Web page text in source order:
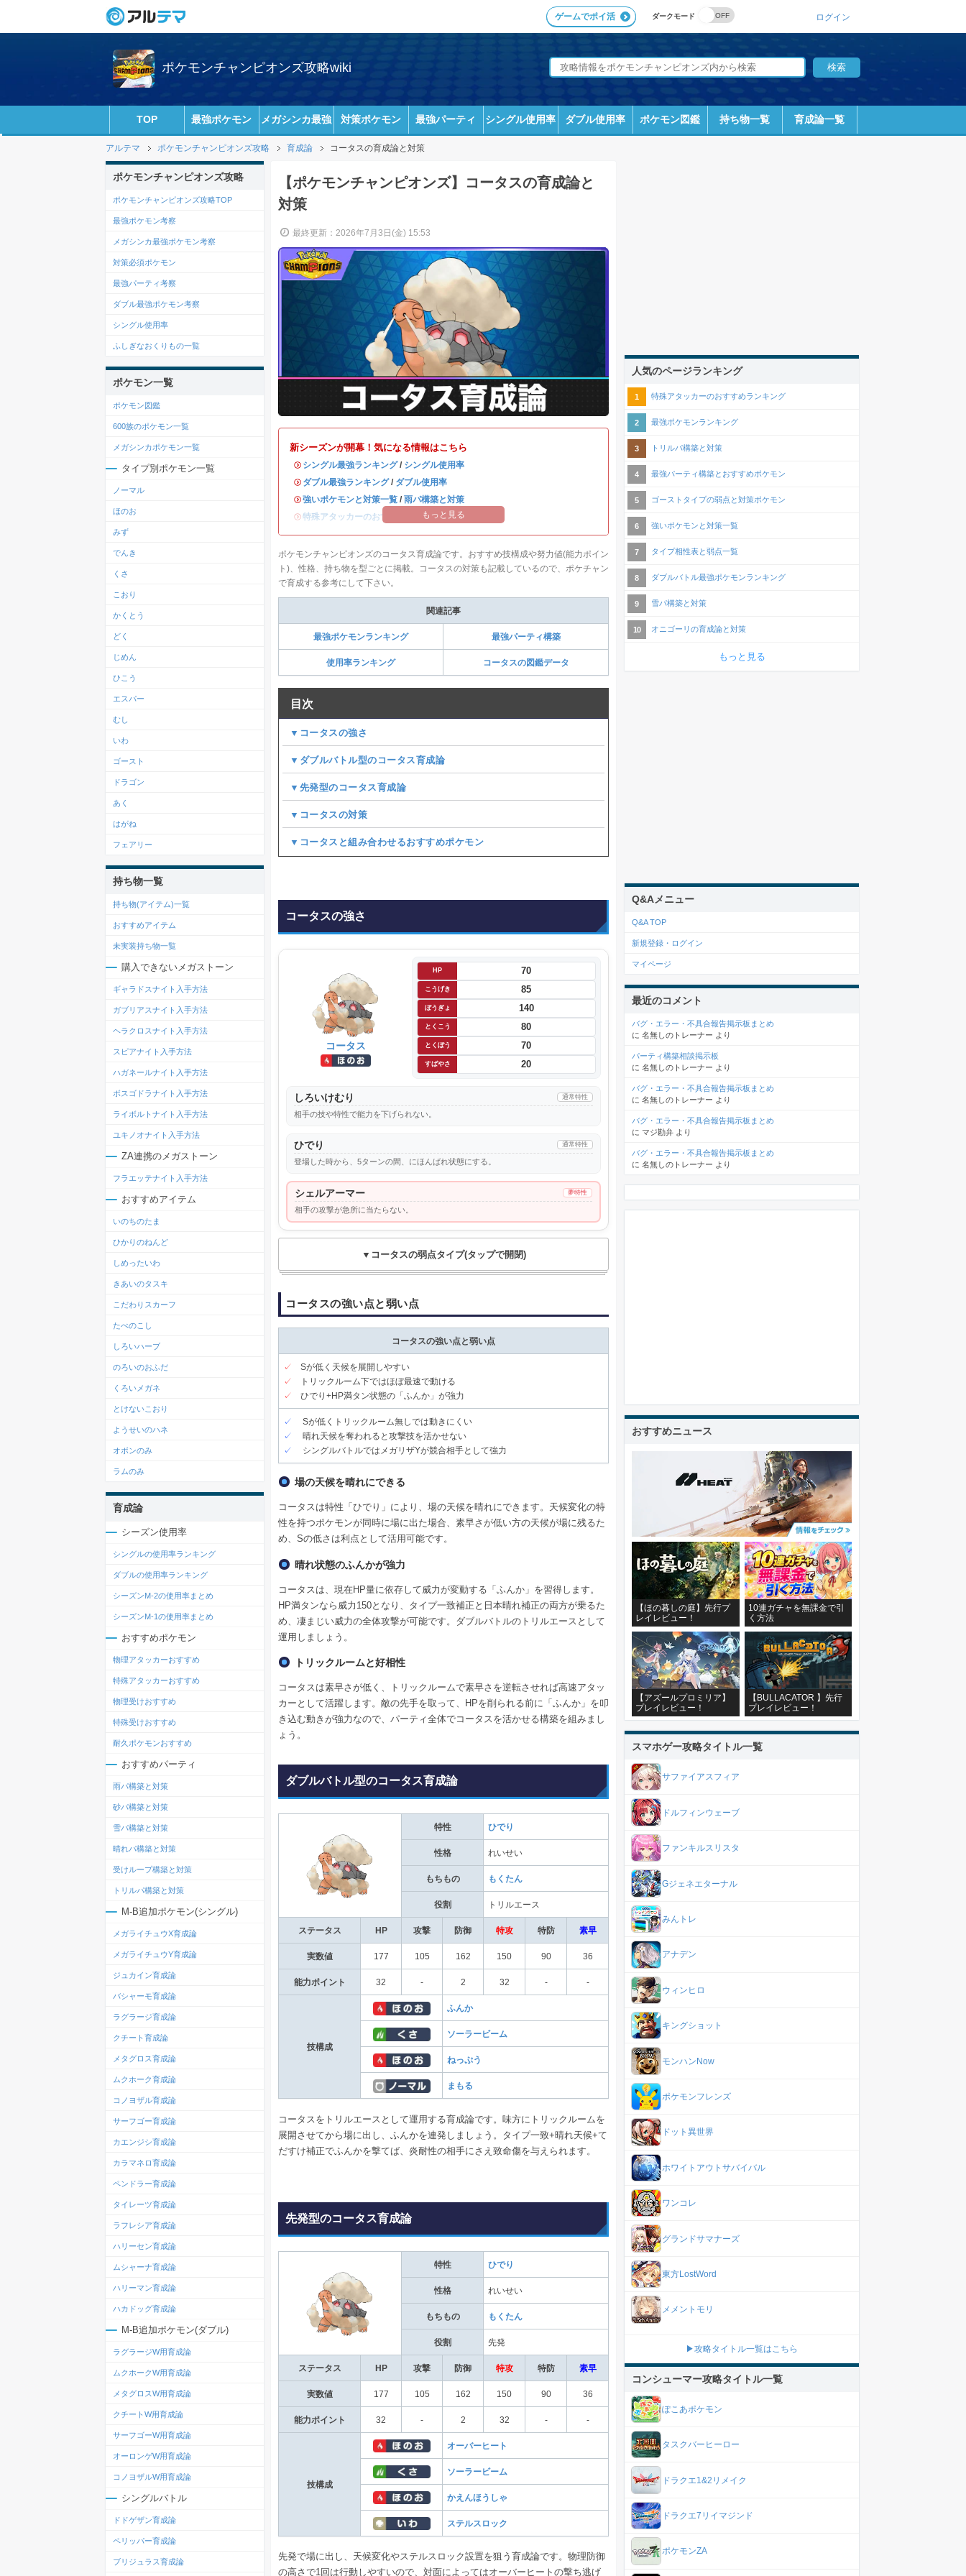
ダークモード
ゲームでポイ活 ログイン
ポケモンチャンピオンズ攻略wiki
TOP 最強ポケモン メガシンカ最強 対策ポケモン 最強パーティ シングル使用率 ダブル使用率 ポケモン図鑑 持ち物一覧 育成論一覧
アルテマ ポケモンチャンピオンズ攻略 育成論 コータスの育成論と対策
【ポケモンチャンピオンズ】コータスの育成論と
対策
最終更新：2026年7月3日(金) 15:53
新シーズンが開幕！気になる情報はこちら
・ シングル最強ランキング/ シングル使用率
・ ダブル最強ランキング/ ダブル使用率
・強いポケモンと対策一覧 / 雨パ構築と対策
・特殊アタッカーのおすすめランキング
もっと見る
ポケモンチャンピオンズのコータス育成論です。おすすめ技構成や努力値(能力ポイン
ト)、性格、持ち物を型ごとに掲載。コータスの対策も記載しているので、ポケチャン
で育成する参考にして下さい。
関連記事
最強ポケモンランキング 最強パーティ構築
使用率ランキング コータスの図鑑データ
目次
▼コータスの強さ
▼ダブルバトル型のコータス育成論
▼先発型のコータス育成論
▼コータスの対策
▼コータスと組み合わせるおすすめポケモン
コータスの強さ
コータス
HP 70
こうげき 85
ぼうぎょ 140
とくこう 80
とくぼう 70
すばやさ 20
しろいけむり 通常特性
相手の技や特性で能力を下げられない。
ひでり 通常特性
登場した時から、5ターンの間、にほんばれ状態にする。
シェルアーマー 夢特性
相手の攻撃が急所に当たらない。
▼コータスの弱点タイプ(タップで開閉)
コータスの強い点と弱い点
コータスの強い点と弱い点
✓ Sが低く天候を展開しやすい
✓
トリックルーム下ではほぼ最速で動ける
✓ ひでり+HP満タン状態の「ふんか」が強力
✓ Sが低くトリックルーム無しでは動きにくい
✓ 晴れ天候を奪われると攻撃技を活かせない
✓ シングルバトルではメガリザYが競合相手として強力
場の天候を晴れにできる
コータスは特性「ひでり」により、場の天候を晴れにできます。天候変化の特
性を持つポケモンが同時に場に出た場合、素早さが低い方の天候が場に残るた
め、Sの低さは利点として活用可能です。
晴れ状態のふんかが強力
コータスは、現在HP量に依存して威力が変動する「ふんか」を習得します。
HP満タンなら威力150となり、タイプ一致補正と日本晴れ補正の両方が乗るた
め、凄まじい威力の全体攻撃が可能です。ダブルバトルのトリルエースとして
運用しましょう。
トリックルームと好相性
コータスは素早さが低く、トリックルームで素早さを逆転させれば高速アタッ
カーとして活躍します。敵の先手を取って、HPを削られる前に「ふんか」を叩
き込む動きが強力なので、パーティ全体でコータスを活かせる構築を組みまし
ょう。
ダブルバトル型のコータス育成論
特性 ひでり
性格 れいせい
もちもの もくたん
役割 トリルエース
ステータス HP 攻撃 防御 特攻 特防 素早
実数値 177 105 162 150 90 36
能力ポイント 32 - 2 32 - -
技構成
ふんか
ソーラービーム
ねっぷう
まもる
コータスをトリルエースとして運用する育成論です。味方にトリックルームを
展開させてから場に出し、ふんかを連発しましょう。タイプ一致+晴れ天候+て
だすけ補正でふんかを撃てば、炎耐性の相手にさえ致命傷を与えられます。
先発型のコータス育成論
特性 ひでり
性格 れいせい
もちもの もくたん
役割 先発
ステータス HP 攻撃 防御 特攻 特防 素早
実数値 177 105 162 150 90 36
能力ポイント 32 - 2 32 - -
技構成
オーバーヒート
ソーラービーム
かえんほうしゃ
ステルスロック
先発で場に出し、天候変化やステルスロック設置を狙う育成論です。物理防御
の高さで1回は行動しやすいので、対面によってはオーバーヒートの撃ち逃げ
ポケモンチャンピオンズ攻略
ポケモンチャンピオンズ攻略TOP
最強ポケモン考察
メガシンカ最強ポケモン考察
対策必須ポケモン
最強パーティ考察
ダブル最強ポケモン考察
シングル使用率
ふしぎなおくりもの一覧
ポケモン一覧
ポケモン図鑑
600族のポケモン一覧
メガシンカポケモン一覧
タイプ別ポケモン一覧
ノーマル
ほのお
みず
でんき
くさ
こおり
かくとう
どく
じめん
ひこう
エスパー
むし
いわ
ゴースト
ドラゴン
あく
はがね
フェアリー
持ち物一覧
持ち物(アイテム)一覧
おすすめアイテム
未実装持ち物一覧
購入できないメガストーン
ギャラドスナイト入手方法
ガブリアスナイト入手方法
ヘラクロスナイト入手方法
スピアナイト入手方法
ハガネールナイト入手方法
ボスゴドラナイト入手方法
ライボルトナイト入手方法
ユキノオナイト入手方法
ZA連携のメガストーン
フラエッテナイト入手方法
おすすめアイテム
いのちのたま
ひかりのねんど
しめったいわ
きあいのタスキ
こだわりスカーフ
たべのこし
しろいハーブ
のろいのおふだ
くろいメガネ
とけないこおり
ようせいのハネ
オボンのみ
ラムのみ
育成論
シーズン使用率
シングルの使用率ランキング
ダブルの使用率ランキング
シーズンM-2の使用率まとめ
シーズンM-1の使用率まとめ
おすすめポケモン
物理アタッカーおすすめ
特殊アタッカーおすすめ
物理受けおすすめ
特殊受けおすすめ
耐久ポケモンおすすめ
おすすめパーティ
雨パ構築と対策
砂パ構築と対策
雪パ構築と対策
晴れパ構築と対策
受けループ構築と対策
トリルパ構築と対策
M-B追加ポケモン(シングル)
メガライチュウX育成論
メガライチュウY育成論
ジュカイン育成論
バシャーモ育成論
ラグラージ育成論
クチート育成論
メタグロス育成論
ムクホーク育成論
コノヨザル育成論
サーフゴー育成論
カエンジシ育成論
カラマネロ育成論
ペンドラー育成論
タイレーツ育成論
ラフレシア育成論
ハリーセン育成論
ムシャーナ育成論
ハリーマン育成論
ハカドッグ育成論
M-B追加ポケモン(ダブル)
ラグラージW用育成論
ムクホークW用育成論
メタグロスW用育成論
クチートW用育成論
サーフゴーW用育成論
オーロンゲW用育成論
コノヨザルW用育成論
シングルバトル
ドドゲザン育成論
ペリッパー育成論
ブリジュラス育成論
人気のページランキング
特殊アタッカーのおすすめランキング
最強ポケモンランキング
トリルパ構築と対策
最強パーティ構築とおすすめポケモン
ゴーストタイプの弱点と対策ポケモン
強いポケモンと対策一覧
タイプ相性表と弱点一覧
ダブルバトル最強ポケモンランキング
雪パ構築と対策
オニゴーリの育成論と対策
もっと見る
Q&Aメニュー
Q&A TOP
新規登録・ログイン
マイページ
最近のコメント
バグ・エラー・不具合報告掲示板まとめ
に 名無しのトレーナー より
パーティ構築相談掲示板
に 名無しのトレーナー より
バグ・エラー・不具合報告掲示板まとめ
に 名無しのトレーナー より
バグ・エラー・不具合報告掲示板まとめ
に マジ勘弁 より
バグ・エラー・不具合報告掲示板まとめ
に 名無しのトレーナー より
おすすめニュース
【ほの暮しの庭】先行プ
レイレビュー！
10連ガチャを無課金で引
く方法
【アズールプロミリア】
プレイレビュー！
【BULLACATOR 】先行
プレイレビュー！
スマホゲー攻略タイトル一覧
サファイアスフィア
ドルフィンウェーブ
ファンキルスリスタ
Gジェネエターナル
みんトレ
アナデン
ウィンヒロ
キングショット
モンハンNow
ポケモンフレンズ
ドット異世界
ホワイトアウトサバイバル
ワンコレ
グランドサマナーズ
東方LostWord
メメントモリ
▶攻略タイトル一覧はこちら
コンシューマー攻略タイトル一覧
ぽこあポケモン
タスクバーヒーロー
ドラクエ1&2リメイク
ドラクエ7リイマジンド
ポケモンZA